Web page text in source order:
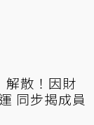
解散！因財
同步揭成員